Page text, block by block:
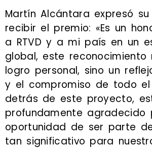
Martín Alcántara expresó
recibir el premio: «Es un
a RTVD y a mi país en un
global, este reconocimiento
logro personal, sino un
y el compromiso de todo el
detrás de este proyecto,
profundamente agradecido
oportunidad de ser parte
tan significativo para